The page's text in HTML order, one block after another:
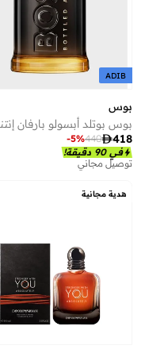
ADIB
بوس
418
440
-5%
في 90 دقيقة!
توصيل مجاني
هدية مجانية